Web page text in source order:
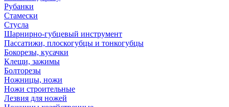
Рубанки
Стамески
Стусла
Шарнирно-губцевый инструмент
Пассатижи, плоскогубцы и тонкогубцы
Бокорезы, кусачки
Клещи, зажимы
Болторезы
Ножницы, ножи
Ножи строительные
Лезвия для ножей